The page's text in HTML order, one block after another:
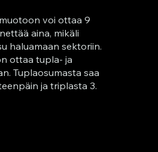
voi ottaa 9
aina, mikäli
haluamaan sektoriin.
ottaa tupla- ja
Tuplaosumasta saa
ja triplasta 3.